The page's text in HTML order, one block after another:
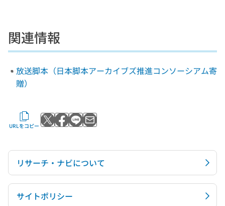
関連情報
放送脚本（日本脚本アーカイブズ推進コンソーシアム寄
贈）
URLをコピー Xでポストする
Facebookでシェアする
LINEで送る
メールで送る
リサーチ・ナビについて
サイトポリシー